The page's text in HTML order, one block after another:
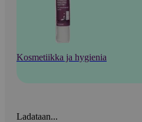
Kosmetiikka ja hygienia
Ladataan...